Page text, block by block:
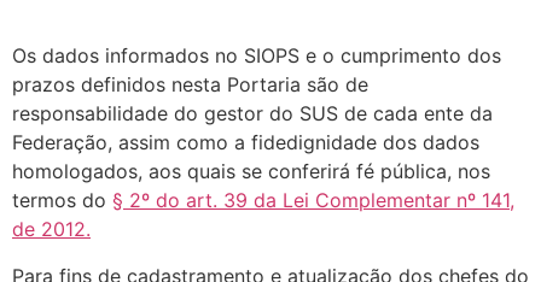
Os dados informados no SIOPS e o cumprimento dos
prazos definidos nesta Portaria são de
responsabilidade do gestor do SUS de cada ente da
Federação, assim como a fidedignidade dos dados
homologados, aos quais se conferirá fé pública, nos
termos do § 2º do art. 39 da Lei Complementar nº 141,
de 2012.
Para fins de cadastramento e atualização dos chefes do